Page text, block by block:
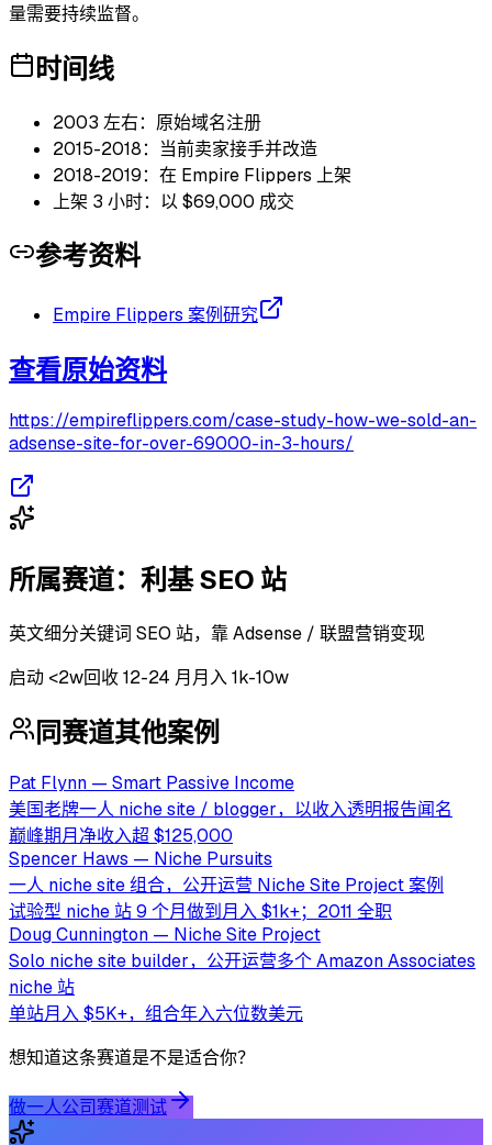
量需要持续监督。
时间线
2003 左右：原始域名注册
2015-2018：当前卖家接手并改造
2018-2019：在 Empire Flippers 上架
上架 3 小时：以 $69,000 成交
参考资料
Empire Flippers 案例研究
查看原始资料
https://empireflippers.com/case-study-how-we-sold-an-
adsense-site-for-over-69000-in-3-hours/
所属赛道： 利基 SEO 站
英文细分关键词 SEO 站，靠 Adsense / 联盟营销变现
启动 <2w回收12-24 月 月入 1k-10w
同赛道其他案例
Pat Flynn — Smart Passive Income
美国老牌一人 niche site / blogger，以收入透明报告闻名
巅峰期月净收入超 $125,000
Spencer Haws — Niche Pursuits
一人 niche site 组合，公开运营 Niche Site Project 案例
试验型 niche 站 9 个月做到月入 $1k+；2011 全职
Doug Cunnington — Niche Site Project
Solo niche site builder，公开运营多个 Amazon Associates
niche 站
单站月入 $5K+，组合年入六位数美元
想知道这条赛道是不是适合你？
做一人公司赛道测试